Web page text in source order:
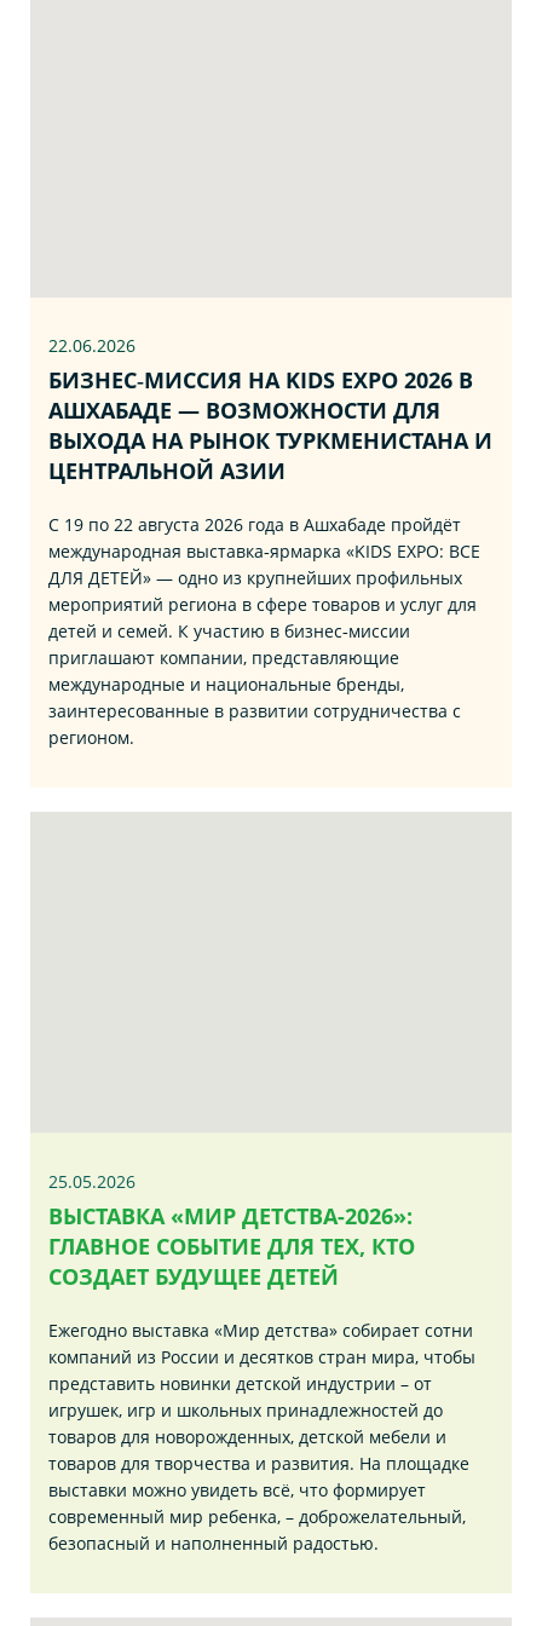
22.06.2026
БИЗНЕС‑МИССИЯ НА KIDS EXPO 2026 В
АШХАБАДЕ — ВОЗМОЖНОСТИ ДЛЯ
ВЫХОДА НА РЫНОК ТУРКМЕНИСТАНА И
ЦЕНТРАЛЬНОЙ АЗИИ
С 19 по 22 августа 2026 года в Ашхабаде пройдёт
международная выставка‑ярмарка «KIDS EXPO: ВСЕ
ДЛЯ ДЕТЕЙ» — одно из крупнейших профильных
мероприятий региона в сфере товаров и услуг для
детей и семей. К участию в бизнес‑миссии
приглашают компании, представляющие
международные и национальные бренды,
заинтересованные в развитии сотрудничества с
регионом.
25.05.2026
ВЫСТАВКА «МИР ДЕТСТВА-2026»:
ГЛАВНОЕ СОБЫТИЕ ДЛЯ ТЕХ, КТО
СОЗДАЕТ БУДУЩЕЕ ДЕТЕЙ
Ежегодно выставка «Мир детства» собирает сотни
компаний из России и десятков стран мира, чтобы
представить новинки детской индустрии – от
игрушек, игр и школьных принадлежностей до
товаров для новорожденных, детской мебели и
товаров для творчества и развития. На площадке
выставки можно увидеть всё, что формирует
современный мир ребенка, – доброжелательный,
безопасный и наполненный радостью.